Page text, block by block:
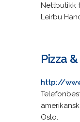
Nettbutikk
Leirbu
Pizza
http://
Oslo.